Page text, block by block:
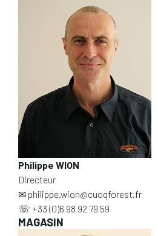
Philippe WION
Directeur
✉ philippe.wion@cuoqforest.fr
☏ +33 (0)6 98 92 79 59
MAGASIN